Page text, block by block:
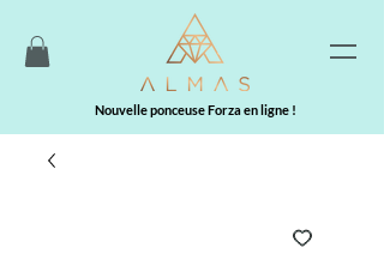
Nouvelle ponceuse Forza en ligne !